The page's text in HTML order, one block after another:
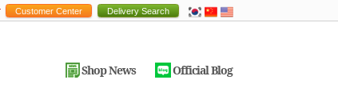
Shop News Official Blog